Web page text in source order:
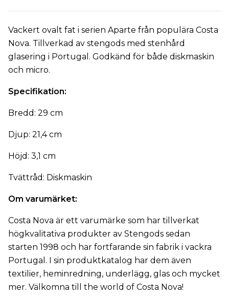
Vackert ovalt fat i serien Aparte från populära Costa
Nova. Tillverkad av stengods med stenhård
glasering i Portugal. Godkänd för både diskmaskin
och micro.
Specifikation:
Bredd: 29 cm
Djup: 21,4 cm
Höjd: 3,1 cm
Tvättråd: Diskmaskin
Om varumärket:
Costa Nova är ett varumärke som har tillverkat
högkvalitativa produkter av Stengods sedan
starten 1998 och har fortfarande sin fabrik i vackra
Portugal. I sin produktkatalog har dem även
textilier, heminredning, underlägg, glas och mycket
mer. Välkomna till the world of Costa Nova!